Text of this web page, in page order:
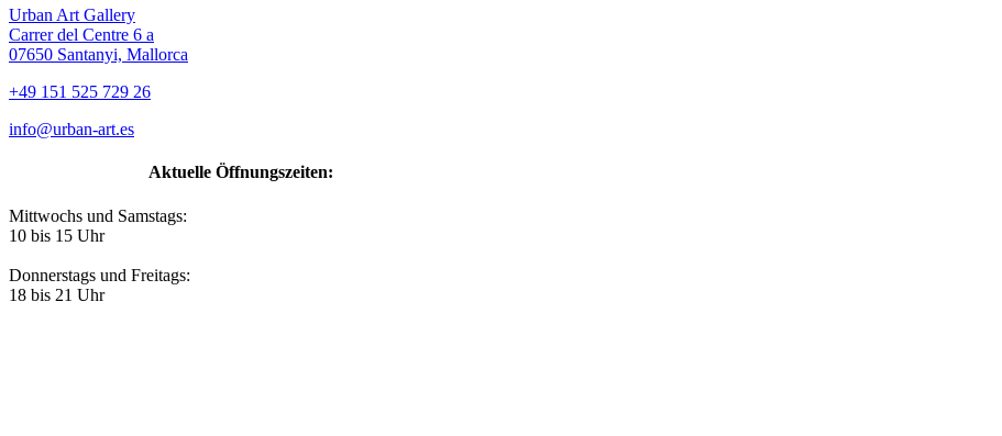
Urban Art Gallery
Carrer del Centre 6 a
07650 Santanyi, Mallorca
+49 151 525 729 26
info@urban-art.es
Aktuelle Öffnungszeiten:
Mittwochs und Samstags:
10 bis 15 Uhr
Donnerstags und Freitags:
18 bis 21 Uhr